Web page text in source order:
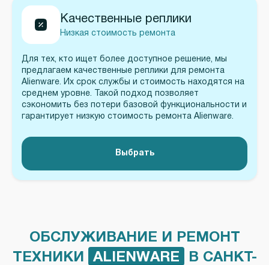
Качественные реплики
Низкая стоимость ремонта
Для тех, кто ищет более доступное решение, мы
предлагаем качественные реплики для ремонта
Alienware. Их срок службы и стоимость находятся на
среднем уровне. Такой подход позволяет
сэкономить без потери базовой функциональности и
гарантирует низкую стоимость ремонта Alienware.
Выбрать
ОБСЛУЖИВАНИЕ И РЕМОНТ
ТЕХНИКИ
ALIENWARE
В САНКТ-